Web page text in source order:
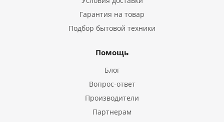
Гарантия на товар
Подбор бытовой техники
Помощь
Блог
Вопрос-ответ
Производители
Партнерам